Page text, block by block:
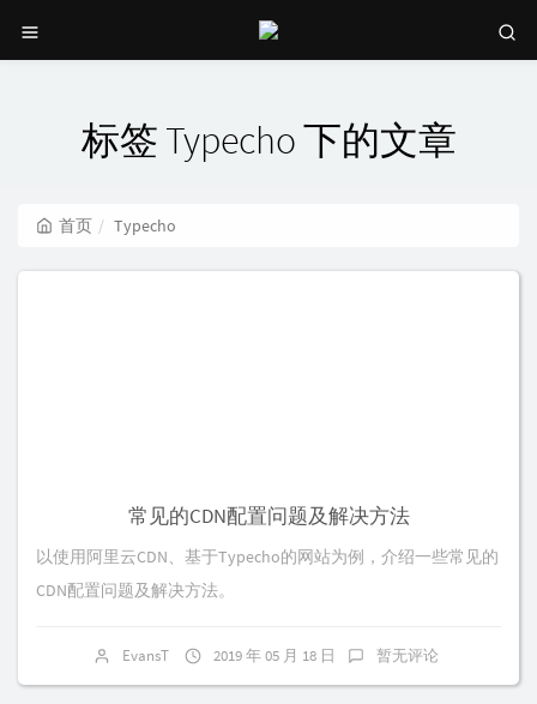
标签 Typecho 下的文章
首页 Typecho
常见的CDN配置问题及解决方法
以使用阿里云CDN、基于Typecho的网站为例，介绍一些常见的
CDN配置问题及解决方法。
EvansT 2019 年 05 月 18 日 暂无评论